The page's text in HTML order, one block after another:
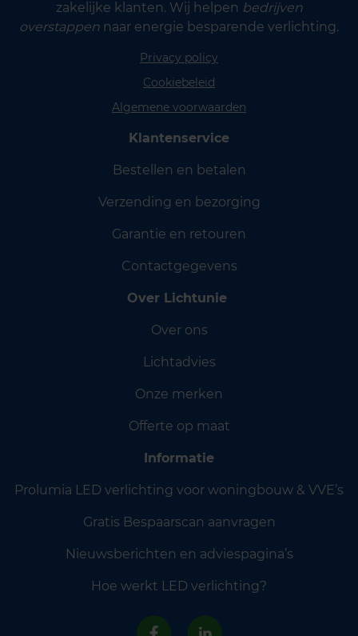
zakelijke klanten. Wij helpen bedrijven
overstappen naar energie besparende verlichting.
Privacy policy
Cookiebeleid
Algemene voorwaarden
Klantenservice
Bestellen en betalen
Verzending en bezorging
Garantie en retouren
Contactgegevens
Over Lichtunie
Over ons
Lichtadvies
Onze merken
Offerte op maat
Informatie
Prolumia LED verlichting voor woningbouw & VVE’s
Gratis Bespaarscan aanvragen
Nieuwsberichten en adviespagina’s
Hoe werkt LED verlichting?